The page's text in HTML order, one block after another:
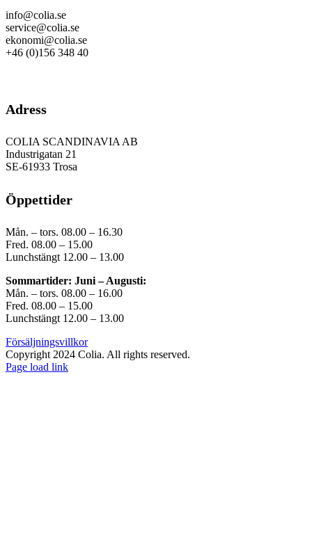
info@colia.se
service@colia.se
ekonomi@colia.se
+46 (0)156 348 40
Adress
COLIA SCANDINAVIA AB
Industrigatan 21
SE-61933 Trosa
Öppettider
Mån. – tors. 08.00 – 16.30
Fred. 08.00 – 15.00
Lunchstängt 12.00 – 13.00
Sommartider: Juni – Augusti:
Mån. – tors. 08.00 – 16.00
Fred. 08.00 – 15.00
Lunchstängt 12.00 – 13.00
Försäljningsvillkor
Copyright 2024 Colia. All rights reserved.
Page load link